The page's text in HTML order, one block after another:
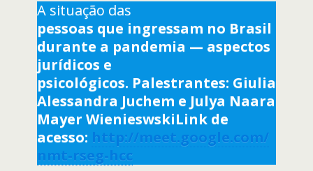
A situação das
pessoas que ingressam no Brasil
durante a pandemia — aspectos
jurídicos e
psicológicos. Palestrantes: Giulia
Alessandra Juchem e Julya Naara
Mayer WienieswskiLink de
acesso: http://meet.google.com/
nmt-rseg-hcc